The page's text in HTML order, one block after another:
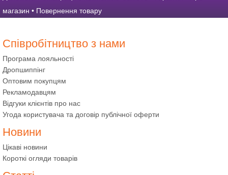
магазин • Повернення товару
Співробітництво з нами
Програма лояльності
Дропшиппінг
Оптовим покупцям
Рекламодавцям
Відгуки клієнтів про нас
Угода користувача та договір публічної оферти
Новини
Цікаві новини
Короткі огляди товарів